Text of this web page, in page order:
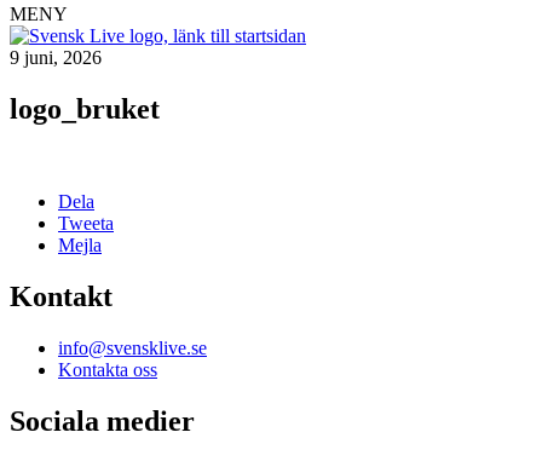
MENY
9 juni, 2026
logo_bruket
Dela
Tweeta
Mejla
Kontakt
info@svensklive.se
Kontakta oss
Sociala medier